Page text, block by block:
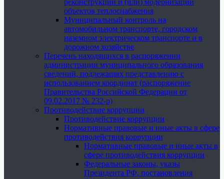
реконструкции и (или) модернизации
объектов теплоснабжения
Муниципальный контроль на
автомобильном транспорте, городском
наземном электрическом транспорте и в
дорожном хозяйстве
Перечень находящихся в распоряжении
администрации муниципального образования
сведений, подлежащих представлению с
использованием координат (распоряжение
Правительства Российской Федерации от
09.02.2017 № 232-р)
Противодействие коррупции
Противодействие коррупции
Нормативные правовые и иные акты в сфере
противодействия коррупции
Нормативные правовые и иные акты в
сфере противодействия коррупции
Федеральные законы, указы
Президента РФ, постановления